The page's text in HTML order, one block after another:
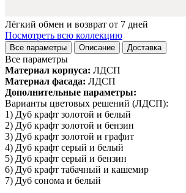
Лёгкий обмен и возврат от 7 дней
Посмотреть всю коллекцию
Все параметры Описание Доставка
Все параметры
Материал корпуса: ЛДСП
Материал фасада: ЛДСП
Дополнительные параметры:
Варианты цветовых решений (ЛДСП):
1) Дуб крафт золотой и белый
2) Дуб крафт золотой и бензин
3) Дуб крафт золотой и графит
4) Дуб крафт серый и белый
5) Дуб крафт серый и бензин
6) Дуб крафт табачный и кашемир
7) Дуб сонома и белый